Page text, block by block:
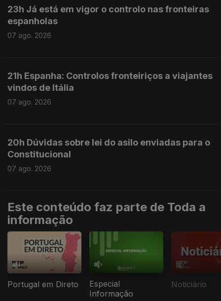
23h Já está em vigor o controlo nas fronteiras
espanholas
07 ago. 2026
21h Espanha: Controlos fronteiriços a viajantes
vindos de Itália
07 ago. 2026
20h Dúvidas sobre lei do asilo enviadas para o
Constitucional
07 ago. 2026
Este conteúdo faz parte de Toda a
informação
Portugal em Direto
Especial
Informação
Noticiário